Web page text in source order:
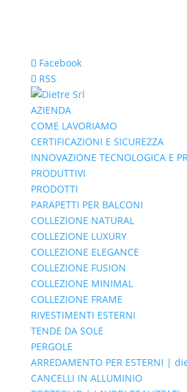
Facebook
RSS
AZIENDA
COME LAVORIAMO
CERTIFICAZIONI E SICUREZZA
INNOVAZIONE TECNOLOGICA E
PRODUTTIVI
PRODOTTI
PARAPETTI PER BALCONI
COLLEZIONE NATURAL
COLLEZIONE LUXURY
COLLEZIONE ELEGANCE
COLLEZIONE FUSION
COLLEZIONE MINIMAL
COLLEZIONE FRAME
RIVESTIMENTI ESTERNI
TENDE DA SOLE
PERGOLE
ARREDAMENTO PER ESTERNI |
CANCELLI IN ALLUMINIO